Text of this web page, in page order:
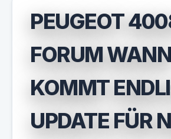
PEUGEOT
FORUM WANN
KOMMT
UPDATE FÜR